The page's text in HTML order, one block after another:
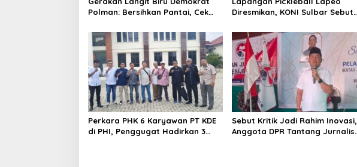
i
o
n
Polman: Bersihkan Pantai, Cek
Diresmikan, KONI Sulbar Sebut
Masyarakat
Perkara PHK 6 Karyawan PT KDE
di PHI, Penggugat Hadirkan 3
Sebut Kritik Jadi Rahim Inovasi,
Anggota DPR Tantang Jurnalis